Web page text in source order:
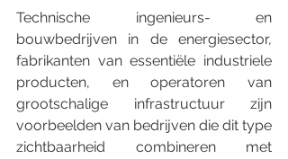
Technische ingenieurs- en
bouwbedrijven in de energiesector,
fabrikanten van essentiële industriele
producten, en operatoren van
grootschalige infrastructuur zijn
voorbeelden van bedrijven die dit type
zichtbaarheid combineren met